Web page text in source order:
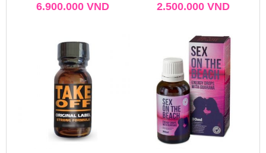
6.900.000 VND 2.500.000 VND